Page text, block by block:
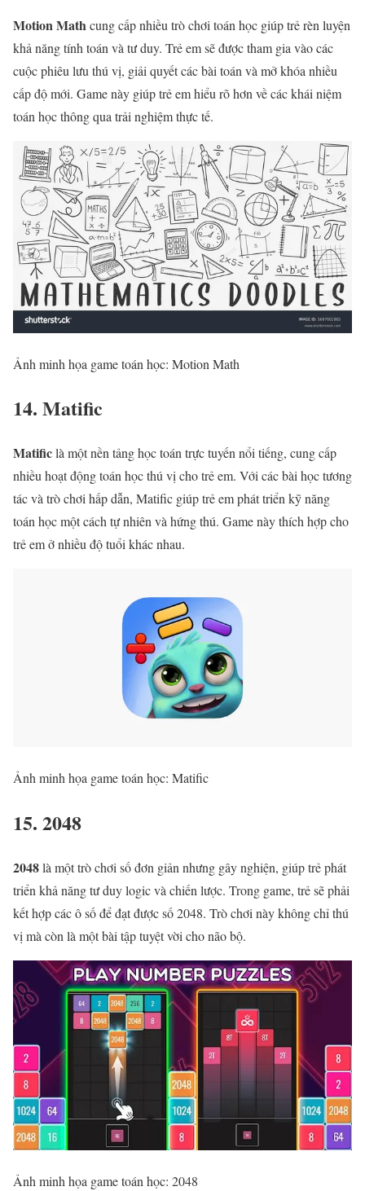
Motion Mathcung cấp nhiều trò chơi toán học giúp trẻ rèn luyện
khả năng tính toán và tư duy. Trẻ em sẽ được tham gia vào các
cuộc phiêu lưu thú vị, giải quyết các bài toán và mở khóa nhiều
cấp độ mới. Game này giúp trẻ em hiểu rõ hơn về các khái niệm
toán học thông qua trải nghiệm thực tế.
Ảnh minh họa game toán học: Motion Math
14. Matific
Matificlà một nền tảng học toán trực tuyến nổi tiếng, cung cấp
nhiều hoạt động toán học thú vị cho trẻ em. Với các bài học tương
tác và trò chơi hấp dẫn, Matific giúp trẻ em phát triển kỹ năng
toán học một cách tự nhiên và hứng thú. Game này thích hợp cho
trẻ em ở nhiều độ tuổi khác nhau.
Ảnh minh họa game toán học: Matific
15. 2048
2048là một trò chơi số đơn giản nhưng gây nghiện, giúp trẻ phát
triển khả năng tư duy logic và chiến lược. Trong game, trẻ sẽ phải
kết hợp các ô số để đạt được số 2048. Trò chơi này không chỉ thú
vị mà còn là một bài tập tuyệt vời cho não bộ.
Ảnh minh họa game toán học: 2048